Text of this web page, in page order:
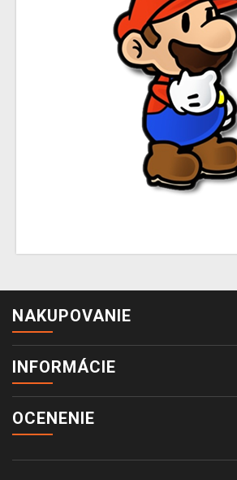
NAKUPOVANIE
INFORMÁCIE
OCENENIE